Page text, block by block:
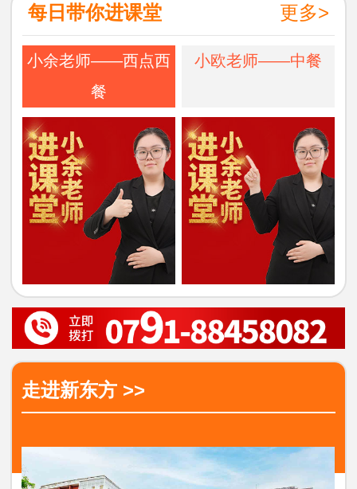
每日带你进课堂 更多>
小余老师——西点西
餐
小欧老师——中餐
走进新东方 >>